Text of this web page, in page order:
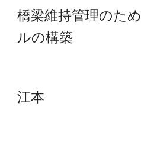
橋梁維持管理のた
ルの構築
江本